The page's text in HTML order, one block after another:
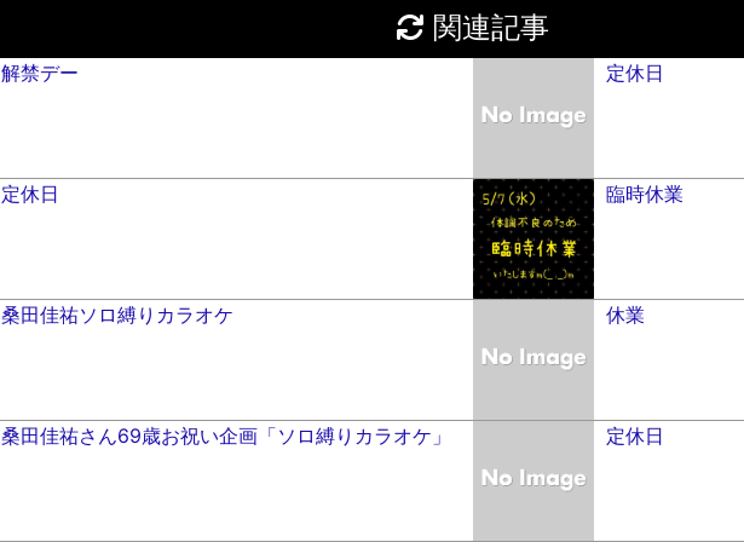
関連記事
解禁デー 定休日
定休日 臨時休業
桑田佳祐ソロ縛りカラオケ 休業
桑田佳祐さん69歳お祝い企画「ソロ縛りカラオケ」 定休日